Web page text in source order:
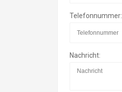
Telefonnummer:
Nachricht: